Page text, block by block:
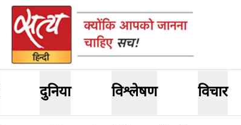
दुनिया विश्लेषण विचार